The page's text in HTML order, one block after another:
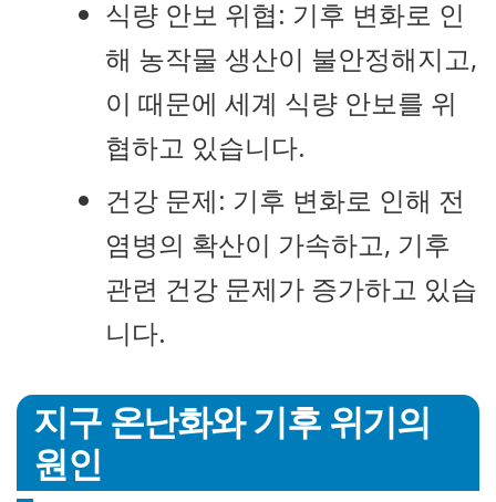
식량 안보 위협: 기후 변화로 인
해 농작물 생산이 불안정해지고,
이 때문에 세계 식량 안보를 위
협하고 있습니다.
건강 문제: 기후 변화로 인해 전
염병의 확산이 가속하고, 기후
관련 건강 문제가 증가하고 있습
니다.
지구 온난화와 기후 위기의
원인